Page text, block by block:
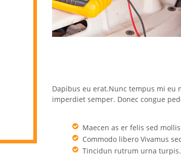
Dapibus eu erat.Nunc tempus mi eu
imperdiet semper. Donec congue
Maecen as er felis sed
Commodo libero Vivamus
Tincidun rutrum urna